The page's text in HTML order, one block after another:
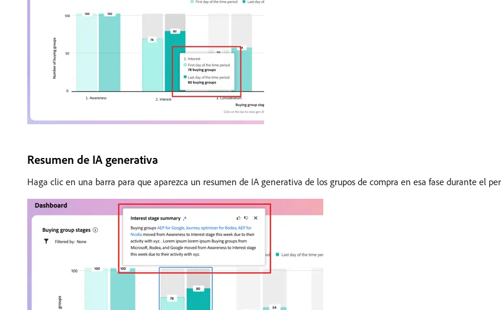
Resumen de IA generativa
Haga clic en una barra para que aparezca un resumen de IA generativa de los grupos de compra en esa fase durante el